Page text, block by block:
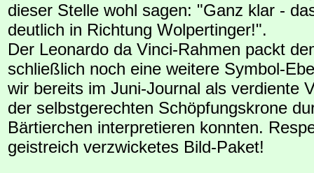
dieser Stelle wohl sagen: "Ganz klar -
deutlich in Richtung Wolpertinger!".
Der Leonardo da Vinci-Rahmen packt
schließlich noch eine weitere Symbol-
wir bereits im Juni-Journal als verdiente
der selbstgerechten Schöpfungskrone
Bärtierchen interpretieren konnten.
geistreich verzwicketes Bild-Paket!